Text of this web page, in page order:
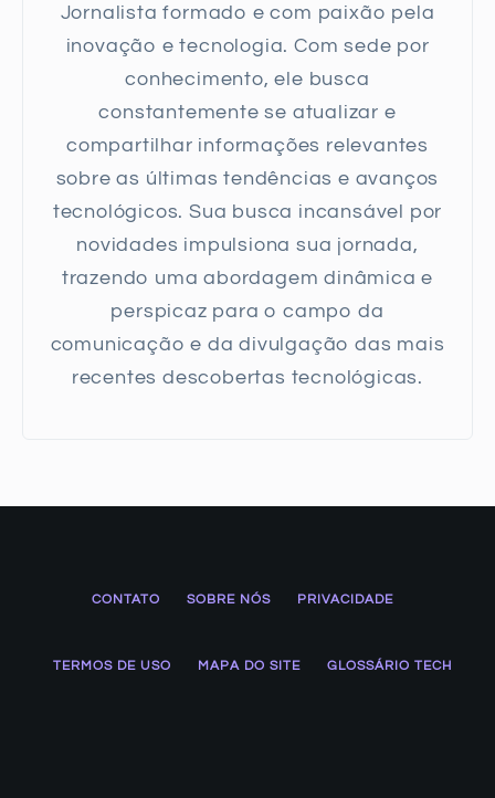
Jornalista formado e com paixão pela
inovação e tecnologia. Com sede por
conhecimento, ele busca
constantemente se atualizar e
compartilhar informações relevantes
sobre as últimas tendências e avanços
tecnológicos. Sua busca incansável por
novidades impulsiona sua jornada,
trazendo uma abordagem dinâmica e
perspicaz para o campo da
comunicação e da divulgação das mais
recentes descobertas tecnológicas.
CONTATO SOBRE NÓS PRIVACIDADE
TERMOS DE USO MAPA DO SITE GLOSSÁRIO TECH